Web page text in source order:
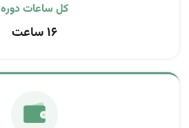
کل ساعات دوره
۱۶ ساعت